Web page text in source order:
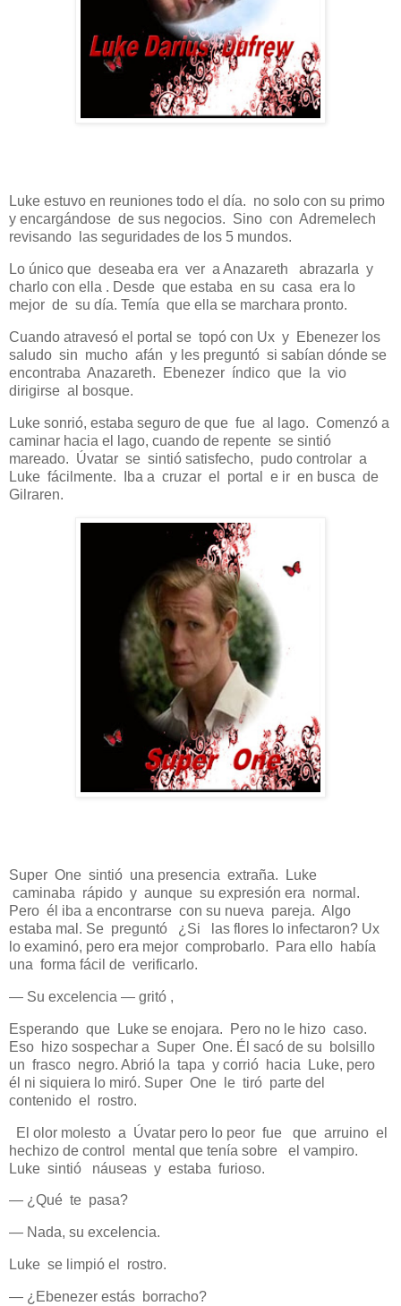
Luke estuvo en reuniones todo el día. no solo con su primo
y encargándose de sus negocios. Sino con Adremelech
revisando las seguridades de los 5 mundos.
Lo único que deseaba era ver a Anazareth abrazarla y
charlo con ella . Desde que estaba en su casa era lo
mejor de su día. Temía que ella se marchara pronto.
Cuando atravesó el portal se topó con Ux y Ebenezer los
saludo sin mucho afán y les preguntó si sabían dónde se
encontraba Anazareth. Ebenezer índico que la vio
dirigirse al bosque.
Luke sonrió, estaba seguro de que fue al lago. Comenzó a
caminar hacia el lago, cuando de repente se sintió
mareado. Úvatar se sintió satisfecho, pudo controlar a
Luke fácilmente. Iba a cruzar el portal e ir en busca de
Gilraren.
Super One sintió una presencia extraña. Luke
caminaba rápido y aunque su expresión era normal.
Pero él iba a encontrarse con su nueva pareja. Algo
estaba mal. Se preguntó ¿Si las flores lo infectaron? Ux
lo examinó, pero era mejor comprobarlo. Para ello había
una forma fácil de verificarlo.
— Su excelencia — gritó ,
Esperando que Luke se enojara. Pero no le hizo caso.
Eso hizo sospechar a Super One. Él sacó de su bolsillo
un frasco negro. Abrió la tapa y corrió hacia Luke, pero
él ni siquiera lo miró. Super One le tiró parte del
contenido el rostro.
El olor molesto a Úvatar pero lo peor fue que arruino el
hechizo de control mental que tenía sobre el vampiro.
Luke sintió náuseas y estaba furioso.
— ¿Qué te pasa?
— Nada, su excelencia.
Luke se limpió el rostro.
— ¿Ebenezer estás borracho?